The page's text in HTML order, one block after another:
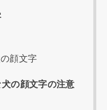
顔文字
の顔文字の注意